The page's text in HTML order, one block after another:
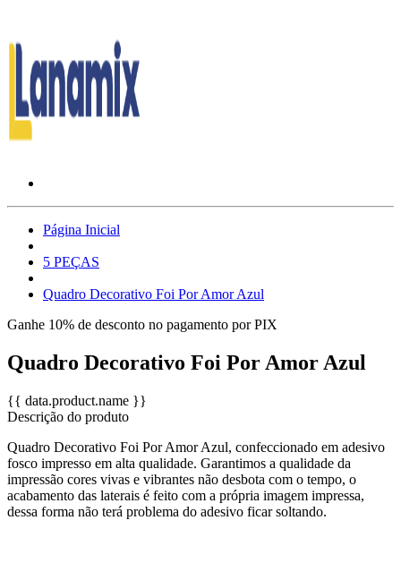
Página Inicial
5 PEÇAS
Quadro Decorativo Foi Por Amor Azul
Ganhe 10% de desconto no pagamento por PIX
Quadro Decorativo Foi Por Amor Azul
{{ data.product.name }}
Descrição do produto
Quadro Decorativo Foi Por Amor Azul, confeccionado em adesivo
fosco impresso em alta qualidade. Garantimos a qualidade da
impressão cores vivas e vibrantes não desbota com o tempo, o
acabamento das laterais é feito com a própria imagem impressa,
dessa forma não terá problema do adesivo ficar soltando.